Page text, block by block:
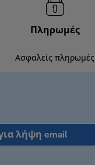
Πληρωμές
Ασφαλείς πληρωμές
λήψη email